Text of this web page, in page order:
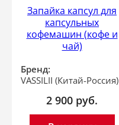
Запайка капсул для
капсульных
кофемашин (кофе и
чай)
Бренд:
VASSILII (Китай-Россия)
2 900 руб.